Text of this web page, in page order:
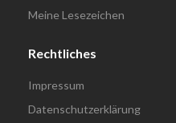
Meine Lesezeichen
Rechtliches
Impressum
Datenschutzerklärung